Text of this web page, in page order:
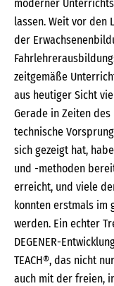
moderner
lassen. Weit vor den
der
zeitgemäße
aus heutiger Sicht
Gerade in Zeiten
technische
sich gezeigt hat,
und -methoden
erreicht, und viele
konnten erstmals im
werden. Ein echter
DEGENER-
TEACH®, das nicht
auch mit der freien,